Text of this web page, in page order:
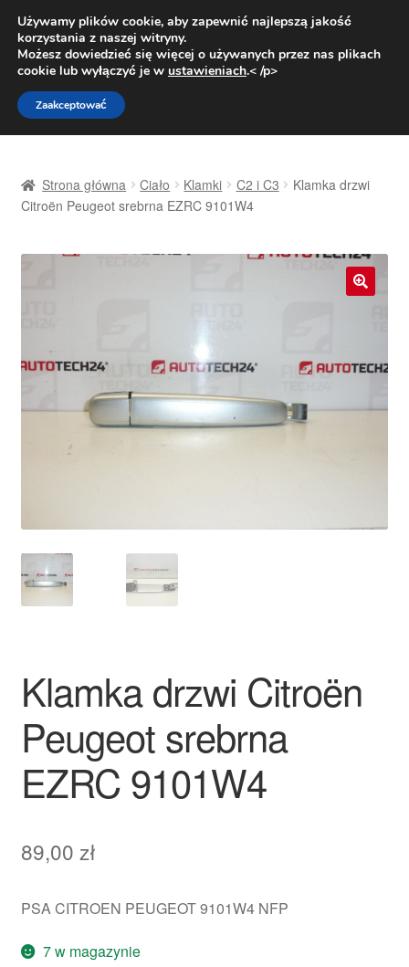
DOSTAWA od 31 zł
Pn.-pt. 9:00-16:00800 003 167
Przejdź
do
nawigacji
Przejdź
do
treści
Dostawa
O nas
Płatności
Skarga
Zamówienia
Zasady i warunki
Strona główna Ciało Klamki C2 i C3
Klamka drzwi
Citroën Peugeot srebrna EZRC 9101W4
Klamka drzwi Citroën
Peugeot srebrna
EZRC 9101W4
89,00 zł
PSA CITROEN PEUGEOT 9101W4 NFP
7 w magazynie
Używamy plików cookie, aby zapewnić najlepszą jakość
korzystania z naszej witryny.
Możesz dowiedzieć się więcej o używanych przez nas plikach
cookie lub wyłączyć je w ustawieniach.< /p>
Zaakceptować